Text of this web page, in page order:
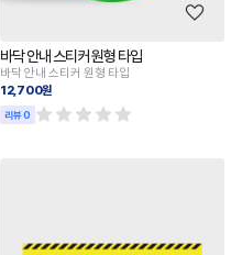
바닥 안내 스티커 원형 타입
바닥 안내 스티커 원형 타입
12,700원
리뷰 0